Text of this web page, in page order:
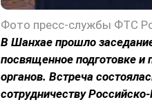
Фото пресс-службы ФТС
В Шанхае прошло
посвященное подготовке и
органов. Встреча
сотрудничеству